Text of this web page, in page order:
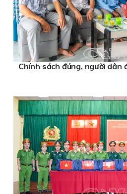
Chính sách đúng, người dân